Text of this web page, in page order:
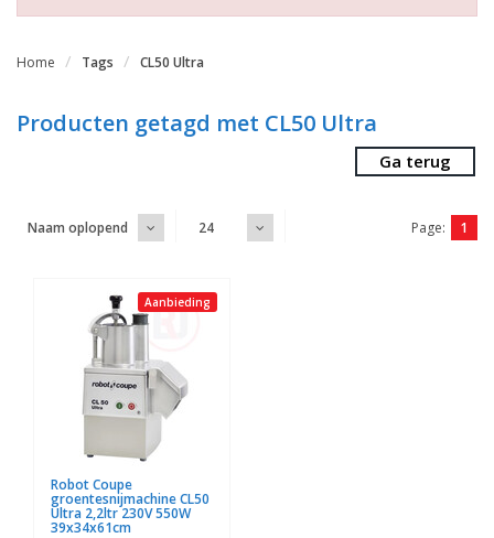
Home Tags CL50 Ultra
Producten getagd met CL50 Ultra
Ga terug
Naam oplopend 24 Page: 1
Aanbieding
Robot Coupe
groentesnijmachine CL50
Ultra 2,2ltr 230V 550W
39x34x61cm